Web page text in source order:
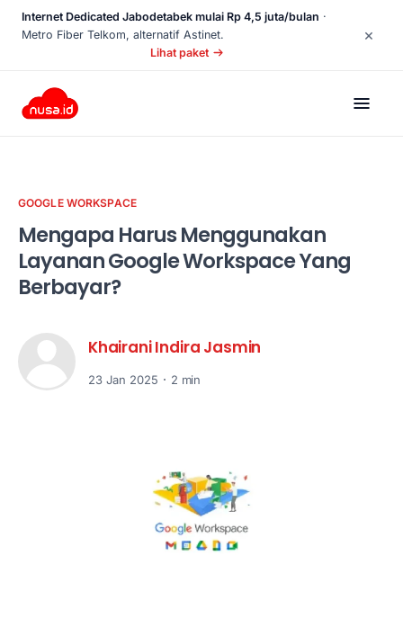
Internet Dedicated Jabodetabek mulai Rp 4,5 juta/bulan ·
Metro Fiber Telkom, alternatif Astinet.
Lihat paket
×
GOOGLE WORKSPACE
Mengapa Harus Menggunakan
Layanan Google Workspace Yang
Berbayar?
Khairani Indira Jasmin
23 Jan 2025 2 min